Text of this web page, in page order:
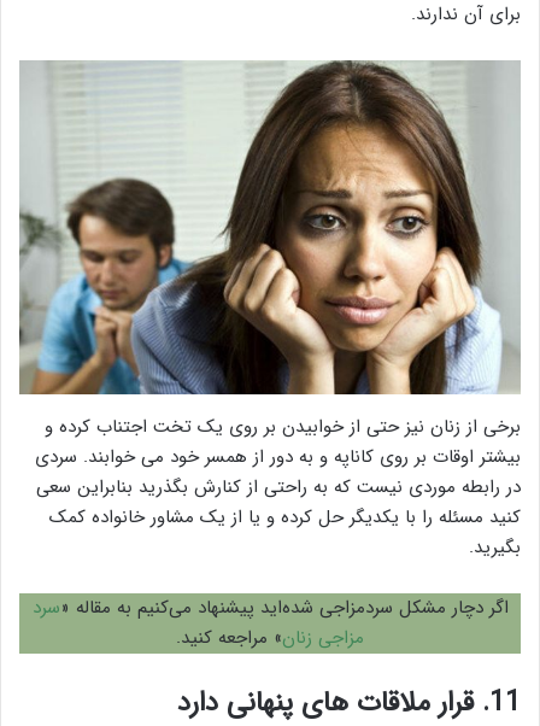
برای آن ندارند.
برخی از زنان نیز حتی از خوابیدن بر روی یک تخت اجتناب کرده و
بیشتر اوقات بر روی کاناپه و به دور از همسر خود می خوابند. سردی
در رابطه موردی نیست که به راحتی از کنارش بگذرید بنابراین سعی
کنید مسئله را با یکدیگر حل کرده و یا از یک مشاور خانواده کمک
بگیرید.
اگر دچار مشکل سردمزاجی شده‌اید پیشنهاد می‌کنیم به مقاله «سرد
مزاجی زنان» مراجعه کنید.
11. قرار ملاقات های پنهانی دارد